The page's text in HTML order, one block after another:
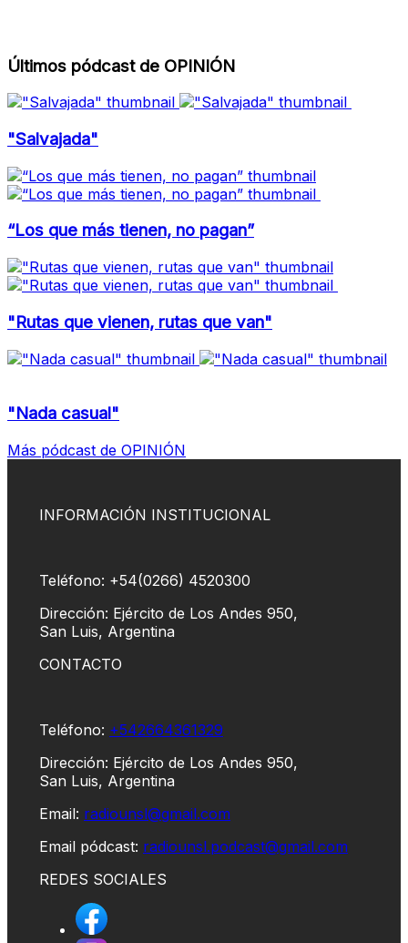
Últimos pódcast de OPINIÓN
"Salvajada"
“Los que más tienen, no pagan”
"Rutas que vienen, rutas que van"
"Nada casual"
Más pódcast de OPINIÓN
INFORMACIÓN INSTITUCIONAL
Teléfono: +54(0266) 4520300
Dirección: Ejército de Los Andes 950,
San Luis, Argentina
CONTACTO
Teléfono: +542664361329
Dirección: Ejército de Los Andes 950,
San Luis, Argentina
Email: radiounsl@gmail.com
Email pódcast: radiounsl.podcast@gmail.com
REDES SOCIALES